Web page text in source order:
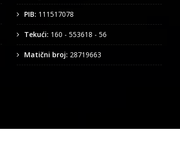
PIB: 111517078
Tekući: 160 - 553618 - 56
Matični broj: 28719663